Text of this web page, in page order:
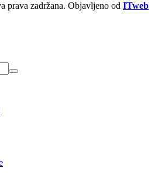
prava zadržana. Objavljeno od ITweb